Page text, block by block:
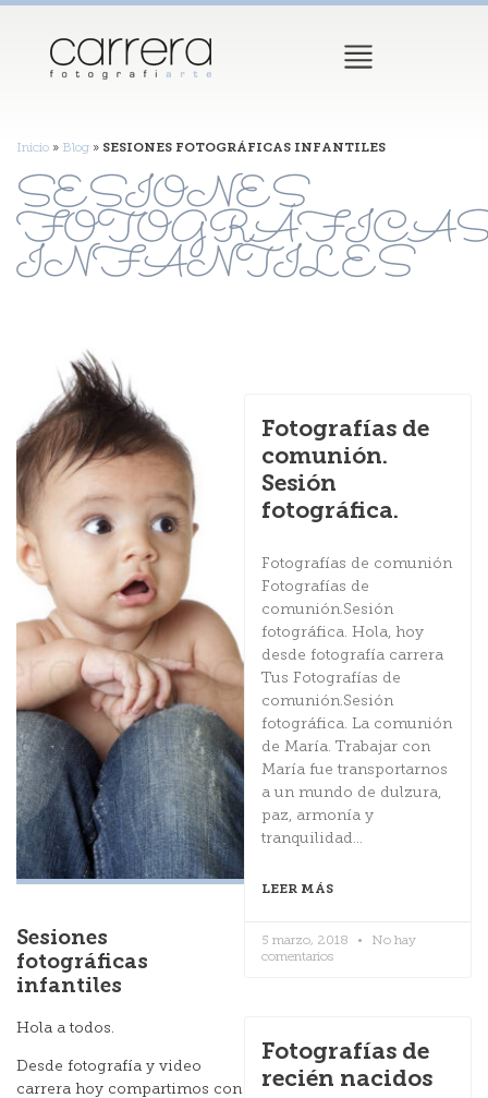
Inicio » Blog » SESIONES FOTOGRÁFICAS INFANTILES
SESIONES
INFANTILES
Sesiones
fotográficas
infantiles
Hola a todos.
Desde fotografía y video
carrera hoy compartimos con
Fotografías de
comunión.
Sesión
fotográfica.
Fotografías de comunión
Fotografías de
comunión.Sesión
fotográfica. Hola, hoy
desde fotografía carrera
Tus Fotografías de
comunión.Sesión
fotográfica. La comunión
de María. Trabajar con
María fue transportarnos
a un mundo de dulzura,
paz, armonía y
tranquilidad…
LEER MÁS
5 marzo, 2018
No hay
comentarios
Fotografías de
recién nacidos